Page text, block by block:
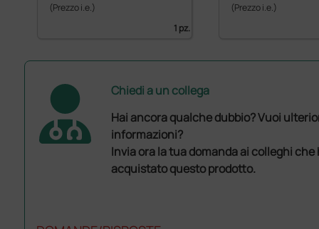
(Prezzo i.e.)
1 pz.
(Prezzo i.e.)
Chiedi a un collega
Hai ancora qualche dubbio? Vuoi
informazioni?
Invia ora la tua domanda ai colleghi che
acquistato questo prodotto.